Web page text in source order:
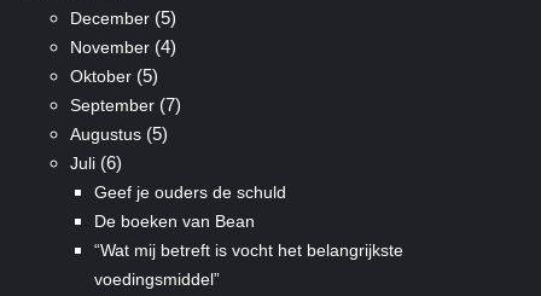
December(5)
November(4)
Oktober(5)
September(7)
Augustus(5)
Juli(6)
Geef je ouders de schuld
De boeken van Bean
“Wat mij betreft is vocht het belangrijkste
voedingsmiddel”